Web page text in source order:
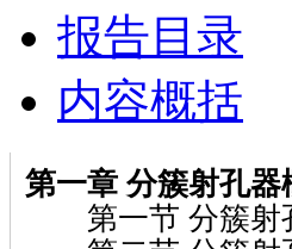
报告目录
内容概括
第一章 分簇射孔器
第一节 分簇射